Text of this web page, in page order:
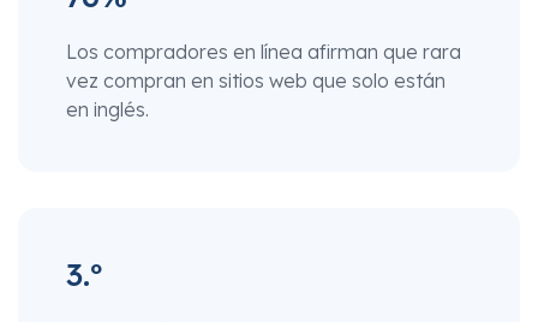
Los compradores en línea afirman que rara
vez compran en sitios web que solo están
en inglés.
3.º